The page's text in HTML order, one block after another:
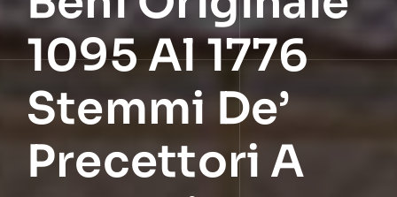
1095 Al 1776
Stemmi De’
Precettori A